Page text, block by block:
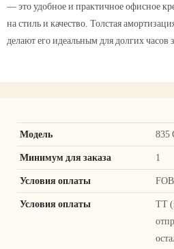
— это удобное и практичное офисное
на стиль и качество. Толстая
делают его идеальным для долгих часов
Модель 835
Минимум для заказа 1
Условия оплаты FOB
Условия оплаты
ТТ